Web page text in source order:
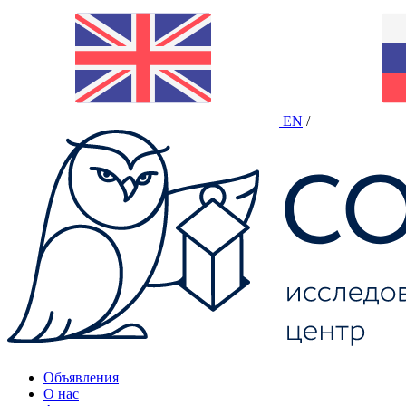
EN /
Объявления
О нас